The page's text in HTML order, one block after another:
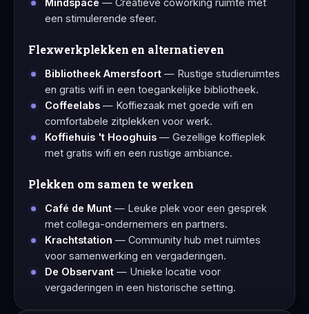
Mindspace — Creatieve coworking ruimte met
een stimulerende sfeer.
Flexwerkplekken en alternatieven
Bibliotheek Amersfoort — Rustige studieruimtes
en gratis wifi in een toegankelijke bibliotheek.
Coffeelabs — Koffiezaak met goede wifi en
comfortabele zitplekken voor werk.
Koffiehuis 't Hooghuis — Gezellige koffieplek
met gratis wifi en een rustige ambiance.
Plekken om samen te werken
Café de Munt — Leuke plek voor een gesprek
met collega-ondernemers en partners.
Krachtstation — Community hub met ruimtes
voor samenwerking en vergaderingen.
De Observant — Unieke locatie voor
vergaderingen in een historische setting.